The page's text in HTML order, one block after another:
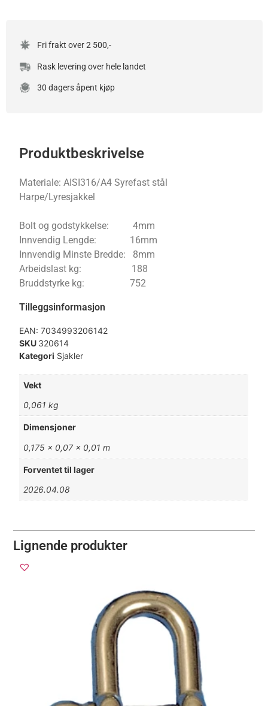
Fri frakt over 2 500,-
Rask levering over hele landet
30 dagers åpent kjøp
Produktbeskrivelse
Materiale: AISI316/A4 Syrefast stål
Harpe/Lyresjakkel
Bolt og godstykkelse: 4mm
Innvendig Lengde: 16mm
Innvendig Minste Bredde: 8mm
Arbeidslast kg: 188
Bruddstyrke kg: 752
Tilleggsinformasjon
EAN:7034993206142
SKU 320614
Kategori Sjakler
Vekt
0,061 kg
Dimensjoner
0,175 × 0,07 × 0,01 m
Forventet til lager
2026.04.08
Lignende produkter